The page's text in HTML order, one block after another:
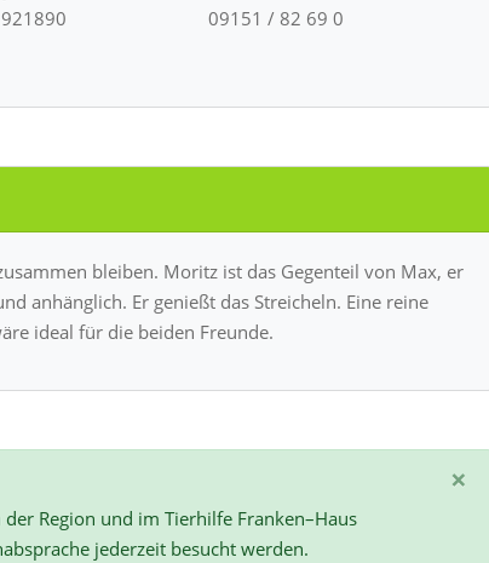
09151 / 82 69 0
bleiben. Moritz ist das Gegenteil von Max, er
anhänglich. Er genießt das Streicheln. Eine reine
ideal für die beiden Freunde.
×
Region und im Tierhilfe Franken–Haus
jederzeit besucht werden.